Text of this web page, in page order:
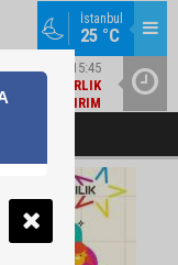
İstanbul
25 °C
EKONOMI / 15:45
DOLARLIK
YATIRIM